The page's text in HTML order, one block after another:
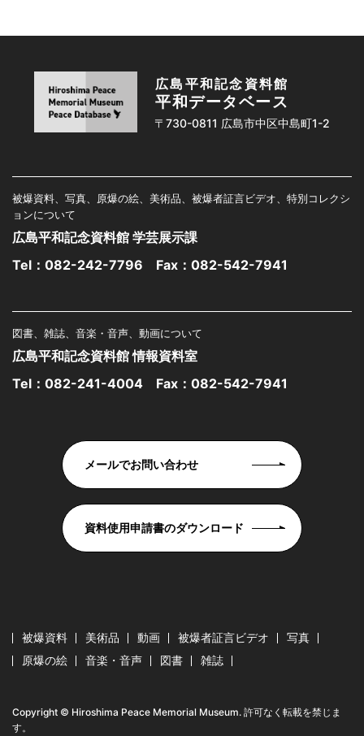
広島平和記念資料館
平和データベース
〒730-0811 広島市中区中島町1-2
被爆資料、写真、原爆の絵、美術品、被爆者証言ビデオ、特別コレクシ
ョンについて
広島平和記念資料館 学芸展示課
Tel： 082-242-7796 Fax：082-542-7941
図書、雑誌、音楽・音声、動画について
広島平和記念資料館 情報資料室
Tel： 082-241-4004 Fax：082-542-7941
メールでお問い合わせ
資料使用申請書のダウンロード
被爆資料 美術品 動画 被爆者証言ビデオ
写真
原爆の絵
音楽・音声 図書 雑誌
Copyright © Hiroshima Peace Memorial Museum. 許可なく転載を禁じま
す。